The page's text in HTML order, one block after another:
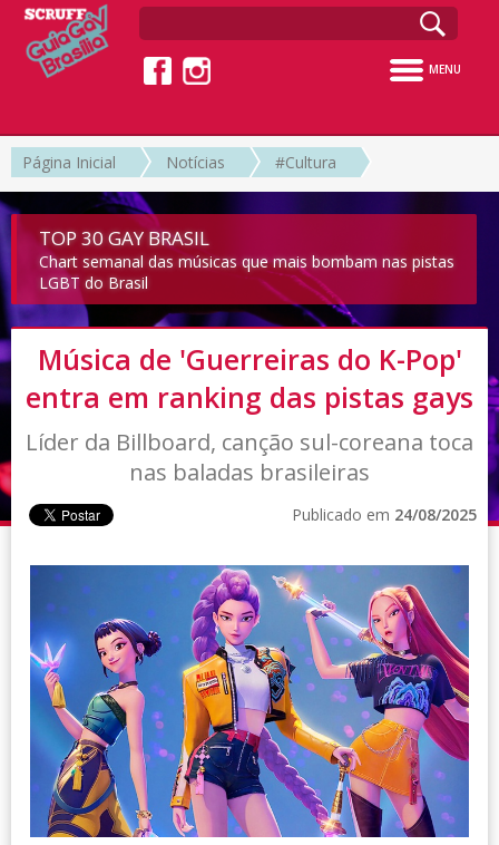
MENU
Página Inicial Notícias #Cultura
TOP 30 GAY BRASIL
Chart semanal das músicas que mais bombam nas pistas
LGBT do Brasil
Música de 'Guerreiras do K-Pop'
entra em ranking das pistas gays
Líder da Billboard, canção sul-coreana toca
nas baladas brasileiras
Publicado em 24/08/2025